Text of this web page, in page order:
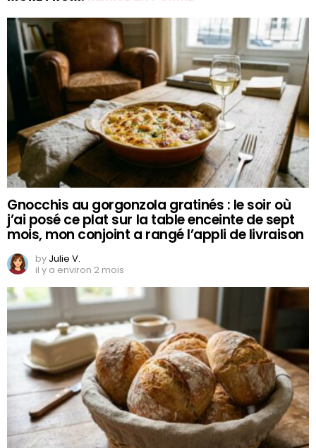
Gnocchis au gorgonzola gratinés : le soir où
j’ai posé ce plat sur la table enceinte de sept
mois, mon conjoint a rangé l’appli de livraison
by Julie V.
il y a environ 2 mois